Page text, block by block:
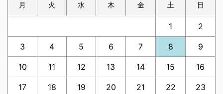
月 火 水 木 金 土 日
1 2
3 4 5 6 7 8 9
10 11 12 13 14 15 16
17 18 19 20 21 22 23